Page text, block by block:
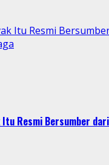
Itu Resmi
Resmi Bersumber